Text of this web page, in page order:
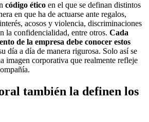
código ético en el que se definan distintos
en que ha de actuarse ante regalos,
acosos y violencia, discriminaciones
la confidencialidad, entre otros. Cada
de la empresa debe conocer estos
día a día de manera rigurosa. Solo así se
imagen corporativa que realmente refleje
también la definen los